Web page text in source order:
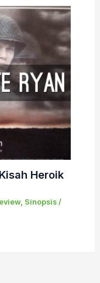
Heroik
, Sinopsis/